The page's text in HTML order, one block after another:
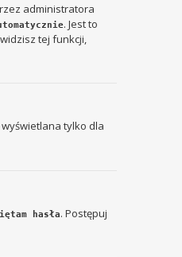
administratora
. Jest to
tej funkcji,
tylko dla
hasła. Postępuj